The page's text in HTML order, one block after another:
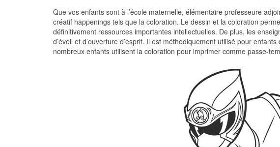
Que vos enfants sont à l’école maternelle, élémentaire professeure
créatif happenings tels que la coloration. Le dessin et la coloration
définitivement ressources importantes intellectuelles. De plus, les
d’éveil et d’ouverture d’esprit. Il est méthodiquement utilisé pour
nombreux enfants utilisent la coloration pour imprimer comme passe-